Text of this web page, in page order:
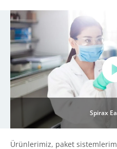
Spirax
Ürünlerimiz, paket